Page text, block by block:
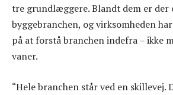
tre grundlæggere. Blandt dem er der
byggebranchen, og virksomheden
på at forstå branchen indefra – ikke
vaner.
“Hele branchen står ved en skillevej.